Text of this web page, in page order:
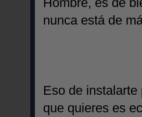
nunca está de
Eso de
que quieres es